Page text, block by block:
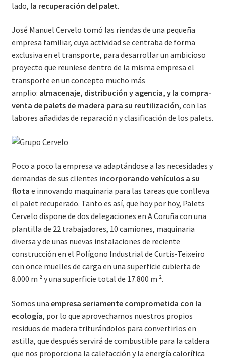
lado, la recuperación del palet.
José Manuel Cervelo tomó las riendas de una pequeña
empresa familiar, cuya actividad se centraba de forma
exclusiva en el transporte, para desarrollar un ambicioso
proyecto que reuniese dentro de la misma empresa el
transporte en un concepto mucho más
amplio: almacenaje, distribución y agencia, y la compra-
venta de palets de madera para su reutilización, con las
labores añadidas de reparación y clasificación de los palets.
Poco a poco la empresa va adaptándose a las necesidades y
demandas de sus clientes incorporando vehículos a su
flota e innovando maquinaria para las tareas que conlleva
el palet recuperado. Tanto es así, que hoy por hoy, Palets
Cervelo dispone de dos delegaciones en A Coruña con una
plantilla de 22 trabajadores, 10 camiones, maquinaria
diversa y de unas nuevas instalaciones de reciente
construcción en el Polígono Industrial de Curtis-Teixeiro
con once muelles de carga en una superficie cubierta de
8.000 m ² y una superficie total de 17.800 m ².
Somos una empresa seriamente comprometida con la
ecología, por lo que aprovechamos nuestros propios
residuos de madera triturándolos para convertirlos en
astilla, que después servirá de combustible para la caldera
que nos proporciona la calefacción y la energía calorífica